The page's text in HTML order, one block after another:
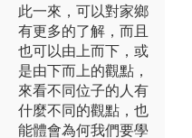
此一來，可以對家鄉
有更多的了解，而且
也可以由上而下，或
是由下而上的觀點，
來看不同位子的人有
什麼不同的觀點，也
能體會為何我們要學